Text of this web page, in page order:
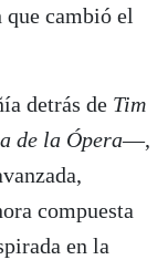
cambió el
detrás de Tim
de la Ópera—,
compuesta
en la